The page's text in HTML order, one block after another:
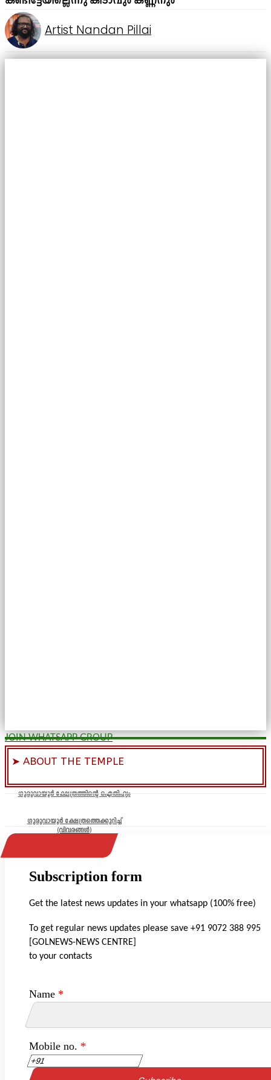
Artist Nandan Pillai
JOIN WHATSAPP GROUP
➤ ABOUT THE TEMPLE
ഗുരുവായൂർ ക്ഷേത്രത്തിന്റെ ഐതിഹ്യം
ഗുരുവായൂർ ക്ഷേത്രത്തെക്കുറിച്ച്
(വിവരങ്ങൾ)
Subscription form
Get the latest news updates in your whatsapp (100% free)
To get regular news updates please save +91 9072 388 995
[GOLNEWS-NEWS CENTRE]
to your contacts
Name *
Mobile no. *